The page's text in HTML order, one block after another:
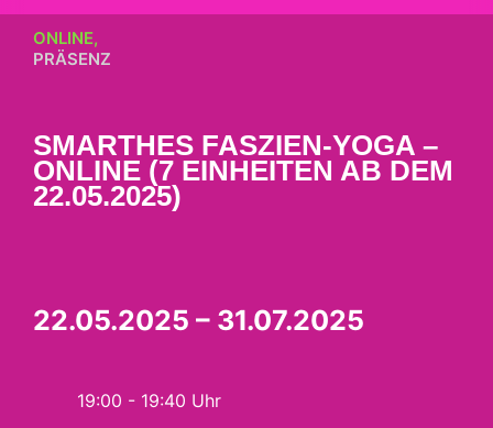
ONLINE,
PRÄSENZ
SMARTHES FASZIEN-YOGA –
ONLINE (7 EINHEITEN AB DEM
22.05.2025)
22.05.2025 – 31.07.2025
19:00 - 19:40